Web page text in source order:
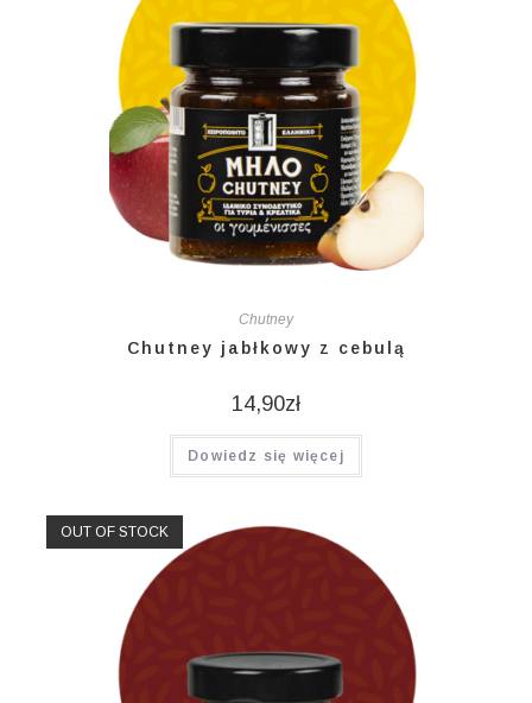
Chutney
Chutney jabłkowy z cebulą
14,90zł
Dowiedz się więcej
OUT OF STOCK